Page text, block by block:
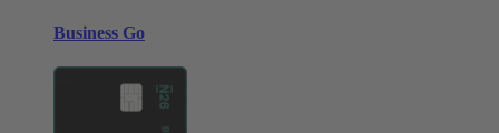
Business Go